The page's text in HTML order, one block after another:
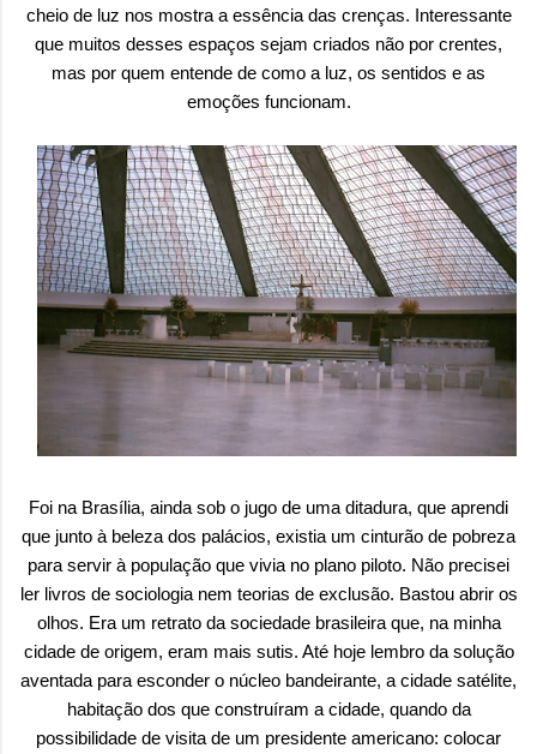
cheio de luz nos mostra a essência das crenças. Interessante
que muitos desses espaços sejam criados não por crentes,
mas por quem entende de como a luz, os sentidos e as
emoções funcionam.
Foi na Brasília, ainda sob o jugo de uma ditadura, que aprendi
que junto à beleza dos palácios, existia um cinturão de pobreza
para servir à população que vivia no plano piloto. Não precisei
ler livros de sociologia nem teorias de exclusão. Bastou abrir os
olhos. Era um retrato da sociedade brasileira que, na minha
cidade de origem, eram mais sutis. Até hoje lembro da solução
aventada para esconder o núcleo bandeirante, a cidade satélite,
habitação dos que construíram a cidade, quando da
possibilidade de visita de um presidente americano: colocar